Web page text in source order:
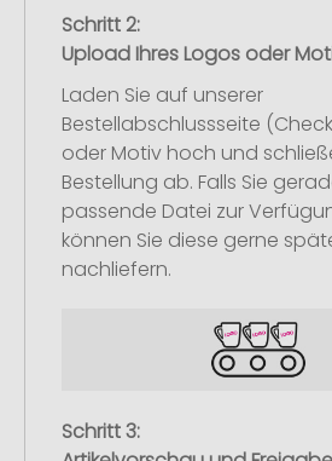
Schritt 2:
Upload Ihres Logos oder
Laden Sie auf unserer
Bestellabschlussseite
oder Motiv hoch und
Bestellung ab. Falls Sie
passende Datei zur
können Sie diese gerne
nachliefern.
Schritt 3: